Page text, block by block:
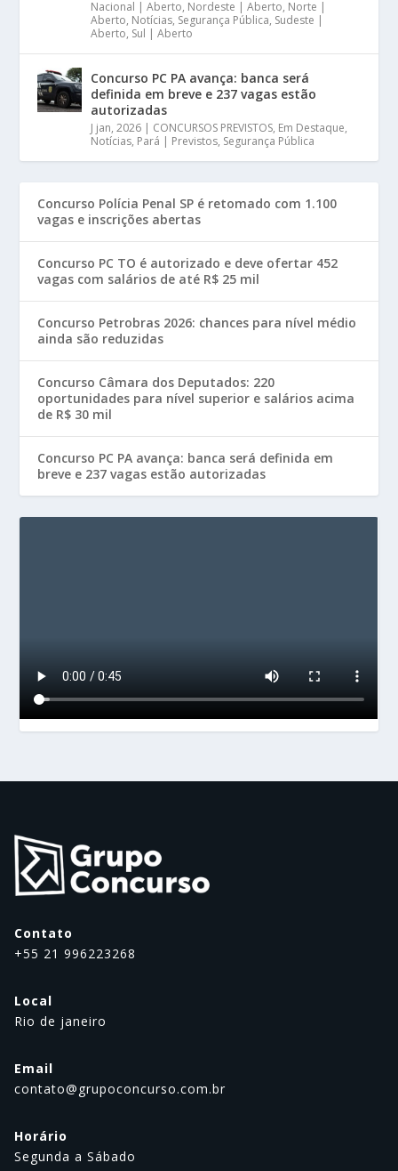
Nacional | Aberto, Nordeste | Aberto, Norte |
Aberto, Notícias, Segurança Pública, Sudeste |
Aberto, Sul | Aberto
Concurso PC PA avança: banca será
definida em breve e 237 vagas estão
autorizadas
J jan, 2026 | CONCURSOS PREVISTOS, Em Destaque,
Notícias, Pará | Previstos, Segurança Pública
Concurso Polícia Penal SP é retomado com 1.100
vagas e inscrições abertas
Concurso PC TO é autorizado e deve ofertar 452
vagas com salários de até R$ 25 mil
Concurso Petrobras 2026: chances para nível médio
ainda são reduzidas
Concurso Câmara dos Deputados: 220
oportunidades para nível superior e salários acima
de R$ 30 mil
Concurso PC PA avança: banca será definida em
breve e 237 vagas estão autorizadas
Contato
+55 21 996223268
Local
Rio de janeiro
Email
contato@grupoconcurso.com.br
Horário
Segunda a Sábado